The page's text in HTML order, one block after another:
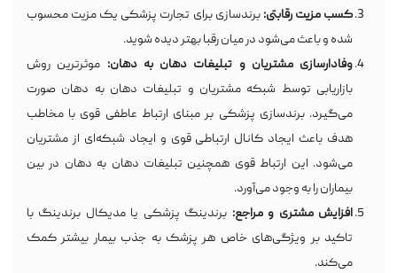
کسب مزیت رقابتی: برندسازی برای تجارت پزشکی یک مزیت محسوب
شده و باعث می‌شود در میان رقبا بهتر دیده شوید.
وفادارسازی مشتریان و تبلیغات دهان به دهان: موثرترین روش
بازاریابی توسط شبکه مشتریان و تبلیغات دهان به دهان صورت
می‌گیرد. برندسازی پزشکی بر مبنای ارتباط عاطفی قوی با مخاطب
هدف باعث ایجاد کانال ارتباطی قوی و ایجاد شبکه‌ای از مشتریان
می‌شود. این ارتباط قوی همچنین تبلیغات دهان به دهان در بین
بیماران را به وجود می‌آورد.
افزایش مشتری و مراجع: برندینگ پزشکی یا مدیکال برندینگ با
تاکید بر ویژگی‌های خاص هر پزشک به جذب بیمار بیشتر کمک
می‌کند.